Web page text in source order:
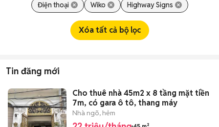
Điện thoại Wiko Highway Signs
Xóa tất cả bộ lọc
Tin đăng mới
Cho thuê nhà 45m2 x 8 tầng mặt tiền
7m, có gara ô tô, thang máy
Nhà ngõ, hẻm